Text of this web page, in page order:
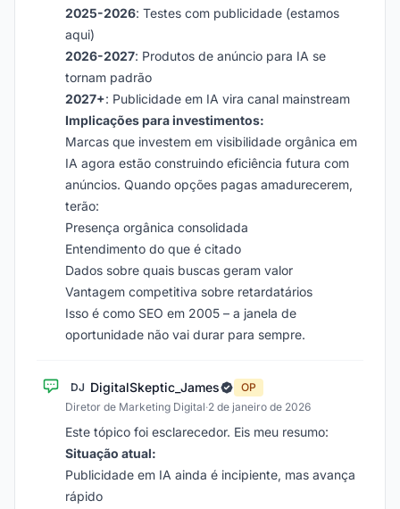
2025-2026: Testes com publicidade (estamos
aqui)
2026-2027: Produtos de anúncio para IA se
tornam padrão
2027+: Publicidade em IA vira canal mainstream
Implicações para investimentos:
Marcas que investem em visibilidade orgânica em
IA agora estão construindo eficiência futura com
anúncios. Quando opções pagas amadurecerem,
terão:
Presença orgânica consolidada
Entendimento do que é citado
Dados sobre quais buscas geram valor
Vantagem competitiva sobre retardatários
Isso é como SEO em 2005 – a janela de
oportunidade não vai durar para sempre.
DJ DigitalSkeptic_James
OP
Diretor de Marketing Digital·2 de janeiro de 2026
Este tópico foi esclarecedor. Eis meu resumo:
Situação atual:
Publicidade em IA ainda é incipiente, mas avança
rápido